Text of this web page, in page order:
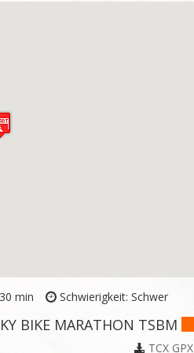
min Schwierigkeit: Schwer
BIKE MARATHON TSBM
TCX GPX